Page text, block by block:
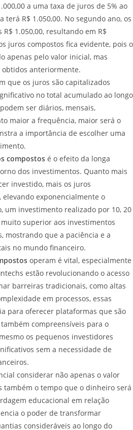
a uma taxa de juros de 5% ao
terá R$ 1.050,00. No segundo ano, os
1.050,00, resultando em R$
juros compostos fica evidente, pois o
apenas pelo valor inicial, mas
anteriormente.
que os juros são capitalizados
no total acumulado ao longo
ser diários, mensais,
maior a frequência, maior será o
a importância de escolher uma
compostos é o efeito da longa
dos investimentos. Quanto mais
investido, mais os juros
exponencialmente o
um investimento realizado por 10, 20
superior aos investimentos
mostrando que a paciência e a
no mundo financeiro.
operam é vital, especialmente
estão revolucionando o acesso
barreiras tradicionais, como altas
em processos, essas
para oferecer plataformas que são
compreensíveis para o
os pequenos investidores
sem a necessidade de
considerar não apenas o valor
também o tempo que o dinheiro será
educacional em relação
o poder de transformar
consideráveis ao longo do